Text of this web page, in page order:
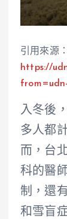
引用來源：
https://
入冬後
多人都
而，台
科的醫
制，還
和雪盲